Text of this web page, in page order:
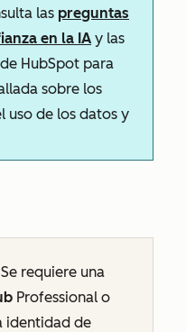
las preguntas
en la IA y las
de HubSpot para
sobre los
uso de los datos y
Se requiere una
Professional o
identidad de